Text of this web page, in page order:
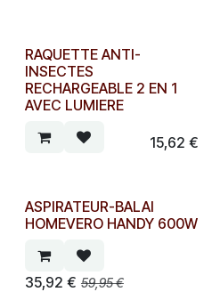
RAQUETTE ANTI-
INSECTES
RECHARGEABLE 2 EN 1
AVEC LUMIERE
15,62 €
ASPIRATEUR-BALAI
HOMEVERO HANDY 600W
35,92 € 59,95€